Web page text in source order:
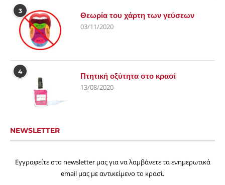
3 Θεωρία του χάρτη των γεύσεων
03/11/2020
4 Πτητική οξύτητα στο κρασί
13/08/2020
NEWSLETTER
Εγγραφείτε στο newsletter μας για να λαμβάνετε τα ενημερωτικά
email μας με αντικείμενο το κρασί.